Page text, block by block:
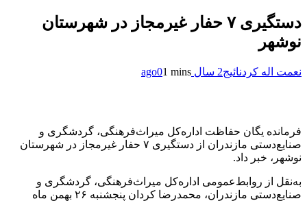
دستگیری ۷ حفار غیرمجاز در شهرستان
نوشهر
نعمت اله کردنائیج2 سال ago 01 mins
فرمانده یگان حفاظت اداره‌کل میراث‌فرهنگی، گردشگری و
صنایع‌دستی مازندران از دستگیری ۷ حفار غیرمجاز در شهرستان
نوشهر، خبر داد.
به‌نقل از روابط‌عمومی اداره‌کل میراث‌فرهنگی، گردشگری و
صنایع‌دستی مازندران، محمدرضا کردان پنجشنبه ۲۶ بهمن ماه